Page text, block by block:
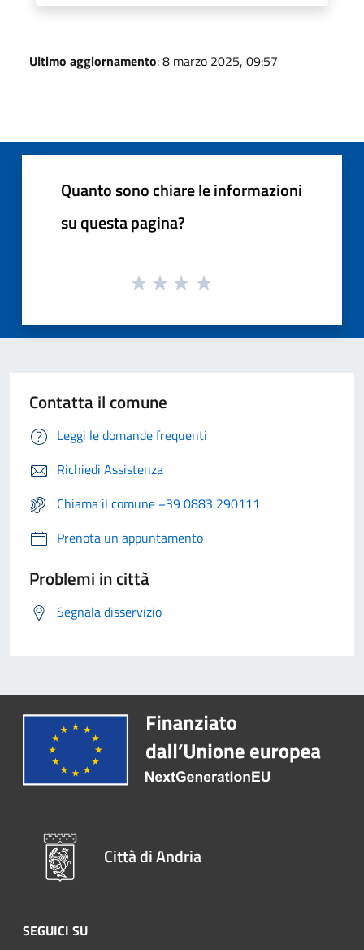
Ultimo aggiornamento: 8 marzo 2025, 09:57
Quanto sono chiare le informazioni
su questa pagina?
Contatta il comune
Leggi le domande frequenti
Richiedi Assistenza
Chiama il comune +39 0883 290111
Prenota un appuntamento
Problemi in città
Segnala disservizio
Città di Andria
SEGUICI SU